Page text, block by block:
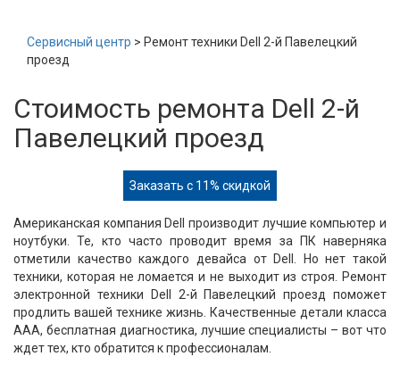
Сервисный центр > Ремонт техники Dell 2-й Павелецкий
проезд
Стоимость ремонта Dell 2-й
Павелецкий проезд
Заказать с 11% скидкой
Американская компания Dell производит лучшие компьютер и
ноутбуки. Те, кто часто проводит время за ПК наверняка
отметили качество каждого девайса от Dell. Но нет такой
техники, которая не ломается и не выходит из строя. Ремонт
электронной техники Dell 2-й Павелецкий проезд поможет
продлить вашей технике жизнь. Качественные детали класса
ААА, бесплатная диагностика, лучшие специалисты – вот что
ждет тех, кто обратится к профессионалам.